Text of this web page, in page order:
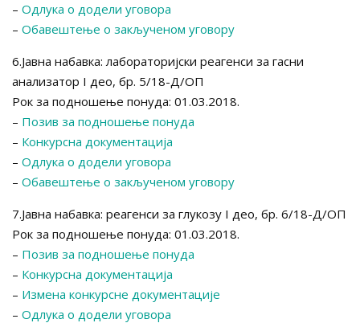
– Одлука о додели уговора
– Обавештење о закљученом уговору
6.Јавна набавка: лабораторијски реагенси за гасни
анализатор I део, бр. 5/18-Д/ОП
Рок за подношење понуда: 01.03.2018.
– Позив за подношење понуда
– Конкурсна документација
– Одлука о додели уговора
– Обавештење о закљученом уговору
7.Јавна набавка: реагенси за глукозу I део, бр. 6/18-Д/ОП
Рок за подношење понуда: 01.03.2018.
– Позив за подношење понуда
– Конкурсна документација
– Измена конкурсне документације
– Одлука о додели уговора